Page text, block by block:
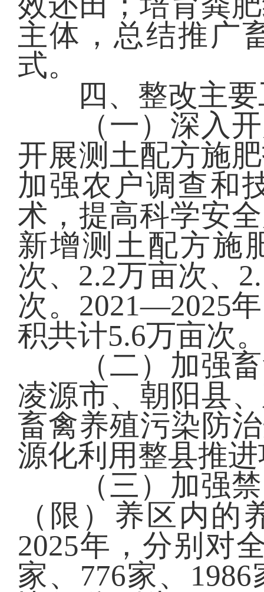
主体，总结推广
式。
四、整改主要
（一）深入开
开展测土配方施
加强农户调查和
术，提高科学安
新增测土配方施
次、2.2万亩次、
次。2021—2025
积共计5.6万亩次
（二）加强畜
凌源市、朝阳县
畜禽养殖污染防
源化利用整县推
（三）加强禁
（限）养区内
2025年，分别对
家、776家、